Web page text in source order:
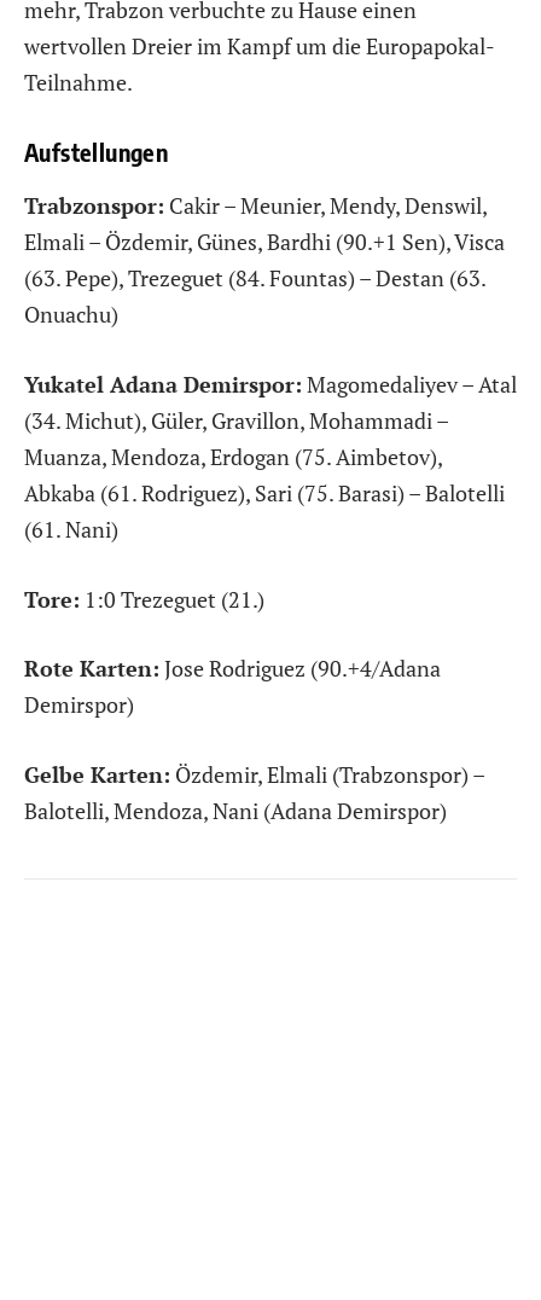
mehr, Trabzon verbuchte zu Hause einen
wertvollen Dreier im Kampf um die Europapokal-
Teilnahme.
Aufstellungen
Trabzonspor: Cakir – Meunier, Mendy, Denswil,
Elmali – Özdemir, Günes, Bardhi (90.+1 Sen), Visca
(63. Pepe), Trezeguet (84. Fountas) – Destan (63.
Onuachu)
Yukatel Adana Demirspor: Magomedaliyev – Atal
(34. Michut), Güler, Gravillon, Mohammadi –
Muanza, Mendoza, Erdogan (75. Aimbetov),
Abkaba (61. Rodriguez), Sari (75. Barasi) – Balotelli
(61. Nani)
Tore: 1:0 Trezeguet (21.)
Rote Karten: Jose Rodriguez (90.+4/Adana
Demirspor)
Gelbe Karten: Özdemir, Elmali (Trabzonspor) –
Balotelli, Mendoza, Nani (Adana Demirspor)